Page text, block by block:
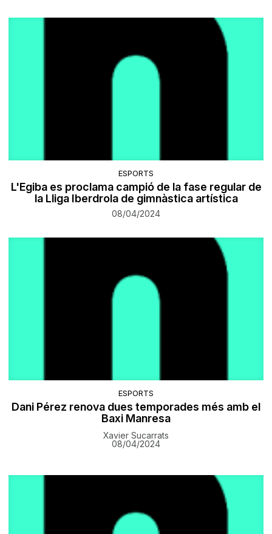
ESPORTS
L'Egiba es proclama campió de la fase regular de
la Lliga Iberdrola de gimnàstica artística
08/04/2024
ESPORTS
Dani Pérez renova dues temporades més amb el
Baxi Manresa
Xavier Sucarrats
08/04/2024